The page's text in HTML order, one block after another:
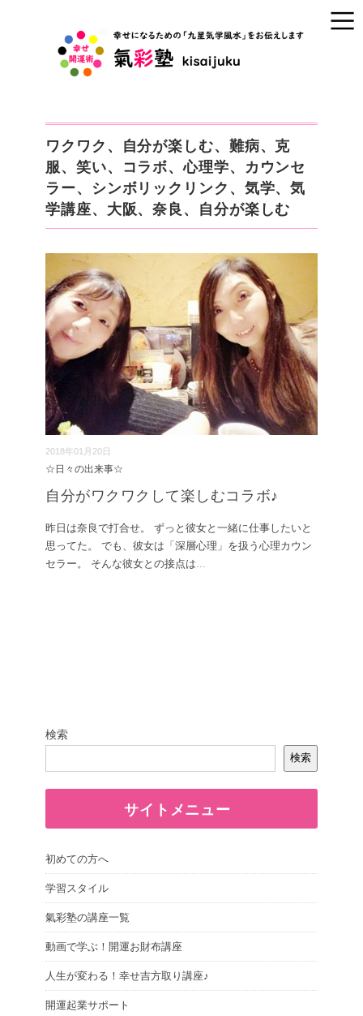
ワクワク、自分が楽しむ、難病、克
服、笑い、コラボ、心理学、カウンセ
ラー、シンボリックリンク、気学、気
学講座、大阪、奈良、自分が楽しむ
2018年01月20日
☆日々の出来事☆
自分がワクワクして楽しむコラボ♪
昨日は奈良で打合せ。 ずっと彼女と一緒に仕事したいと
思ってた。 でも、彼女は「深層心理」を扱う心理カウン
セラー。 そんな彼女との接点は
検索
検索
サイトメニュー
初めての方へ
学習スタイル
氣彩塾の講座一覧
動画で学ぶ！開運お財布講座
人生が変わる！幸せ吉方取り講座♪
開運起業サポート